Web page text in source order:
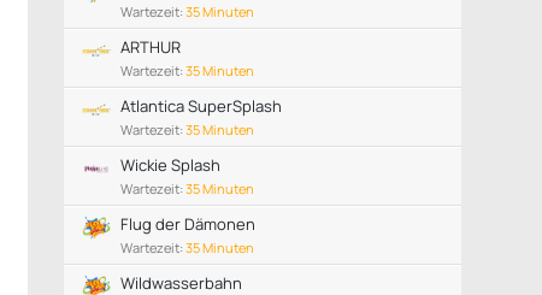
Wartezeit: 35 Minuten
ARTHUR
Wartezeit: 35 Minuten
Atlantica SuperSplash
Wartezeit: 35 Minuten
Wickie Splash
Wartezeit: 35 Minuten
Flug der Dämonen
Wartezeit: 35 Minuten
Wildwasserbahn